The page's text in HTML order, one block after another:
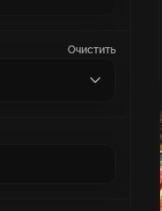
Очистить